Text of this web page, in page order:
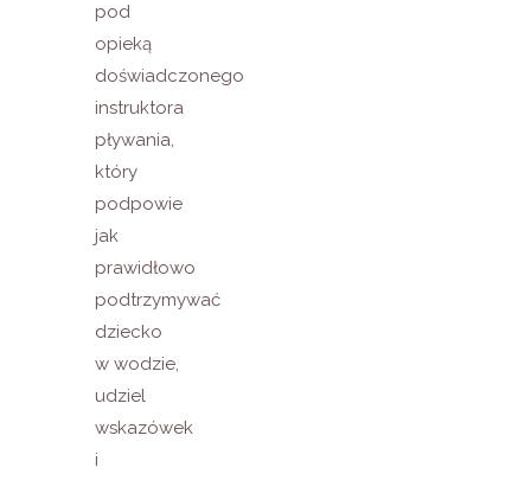
pod
opieką
doświadczonego
instruktora
pływania,
który
podpowie
jak
prawidłowo
podtrzymywać
dziecko
w wodzie,
udziel
wskazówek
i